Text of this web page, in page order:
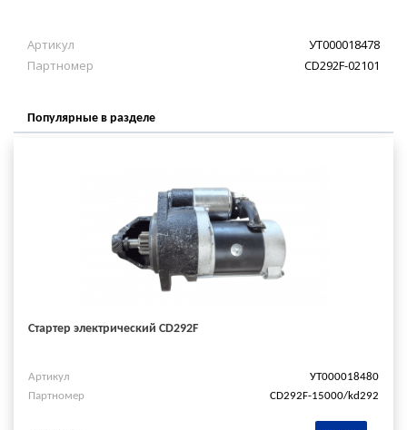
Артикул
УТ000018478
Партномер
CD292F-02101
Популярные в разделе
Стартер электрический CD292F
Артикул
УТ000018480
Партномер
CD292F-15000/kd292